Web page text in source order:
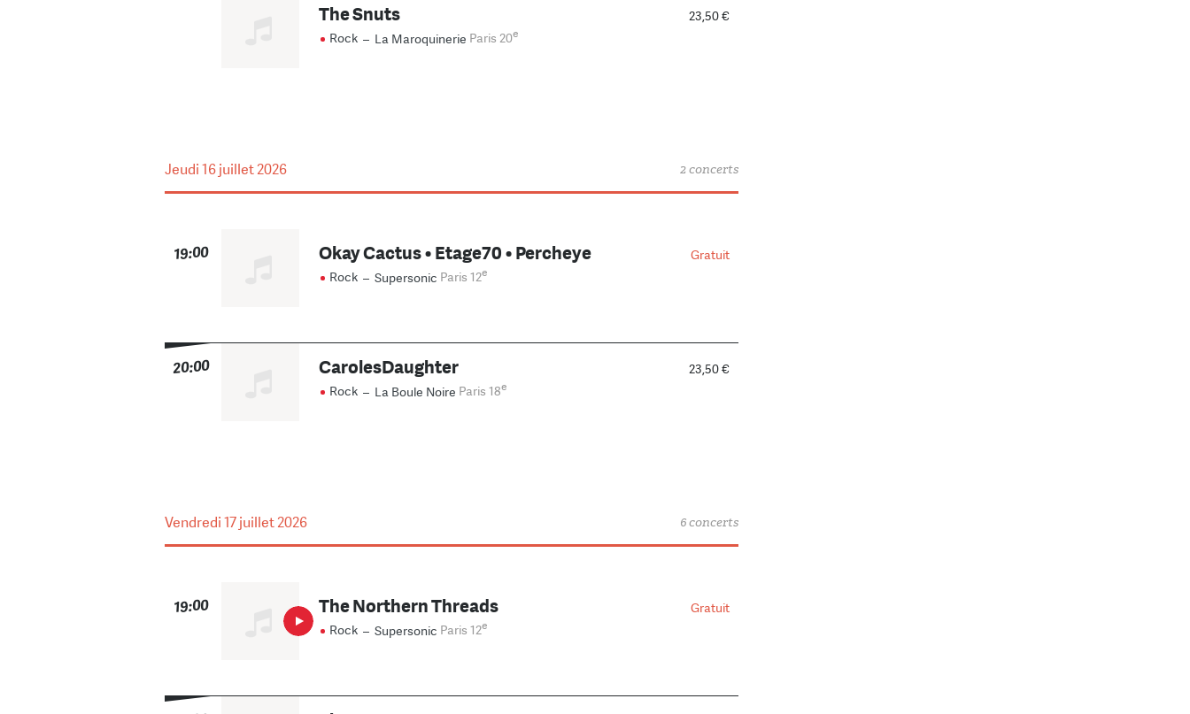
23,50 €
The Snuts
Rock – La Maroquinerie Paris 20e
Jeudi16 juillet 2026 2 concerts
19:00 Gratuit
Okay Cactus • Etage70 • Percheye
Rock – Supersonic Paris 12e
20:00 23,50 €
CarolesDaughter
Rock – La Boule Noire Paris 18e
Vendredi17 juillet 2026 6 concerts
19:00 Gratuit
The Northern Threads
Rock – Supersonic Paris 12e